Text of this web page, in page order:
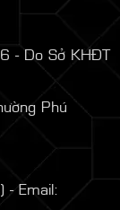
- Do Sở KHĐT
Phú
Email: